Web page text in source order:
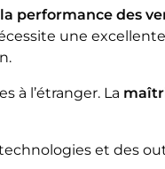
performance des
une
à l’étranger. La
et des